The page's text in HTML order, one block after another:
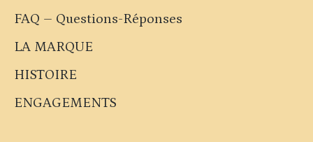
FAQ – Questions-Réponses
LA MARQUE
HISTOIRE
ENGAGEMENTS